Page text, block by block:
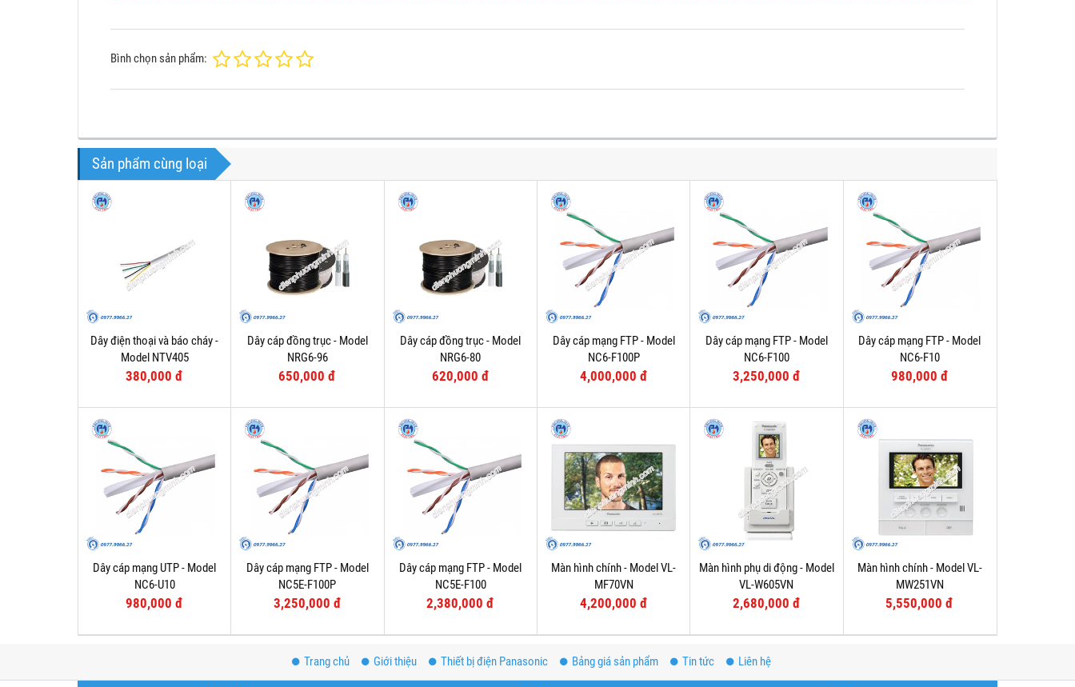
Bình chọn sản phẩm:
Sản phẩm cùng loại
Dây điện thoại và báo cháy -
Model NTV405
380,000 đ
Dây cáp đồng trục - Model
NRG6-96
650,000 đ
Dây cáp đồng trục - Model
NRG6-80
620,000 đ
Dây cáp mạng FTP - Model
NC6-F100P
4,000,000 đ
Dây cáp mạng FTP - Model
NC6-F100
3,250,000 đ
Dây cáp mạng FTP - Model
NC6-F10
980,000 đ
Dây cáp mạng UTP - Model
NC6-U10
980,000 đ
Dây cáp mạng FTP - Model
NC5E-F100P
3,250,000 đ
Dây cáp mạng FTP - Model
NC5E-F100
2,380,000 đ
Màn hình chính - Model VL-
MF70VN
4,200,000 đ
Màn hình phụ di động - Model
VL-W605VN
2,680,000 đ
Màn hình chính - Model VL-
MW251VN
5,550,000 đ
Trang chủ Giới thiệu Thiết bị điện Panasonic Bảng giá sản phẩm Tin tức Liên hệ